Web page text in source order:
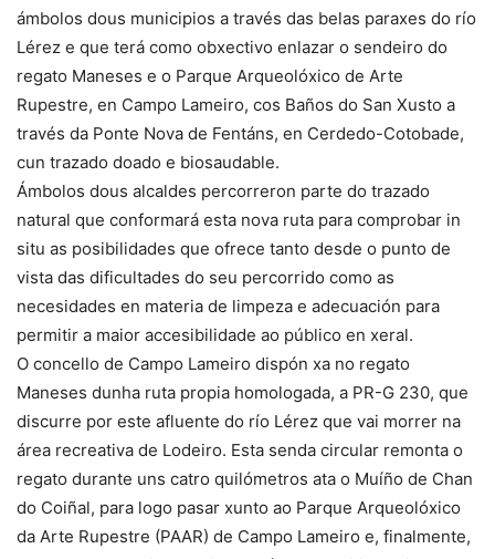
ámbolos dous municipios a través das belas paraxes do río
Lérez e que terá como obxectivo enlazar o sendeiro do
regato Maneses e o Parque Arqueolóxico de Arte
Rupestre, en Campo Lameiro, cos Baños do San Xusto a
través da Ponte Nova de Fentáns, en Cerdedo-Cotobade,
cun trazado doado e biosaudable.
Ámbolos dous alcaldes percorreron parte do trazado
natural que conformará esta nova ruta para comprobar in
situ as posibilidades que ofrece tanto desde o punto de
vista das dificultades do seu percorrido como as
necesidades en materia de limpeza e adecuación para
permitir a maior accesibilidade ao público en xeral.
O concello de Campo Lameiro dispón xa no regato
Maneses dunha ruta propia homologada, a PR-G 230, que
discurre por este afluente do río Lérez que vai morrer na
área recreativa de Lodeiro. Esta senda circular remonta o
regato durante uns catro quilómetros ata o Muíño de Chan
do Coiñal, para logo pasar xunto ao Parque Arqueolóxico
da Arte Rupestre (PAAR) de Campo Lameiro e, finalmente,